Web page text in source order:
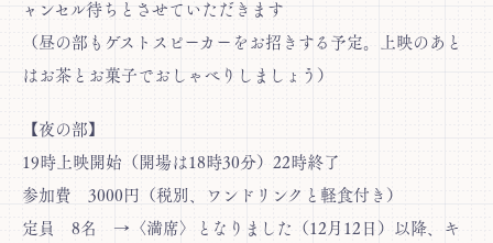
ャンセル待ちとさせていただきます
（昼の部もゲストスピーカーをお招きする予定。上映のあと
はお茶とお菓子でおしゃべりしましょう）
【夜の部】
19時上映開始（開場は18時30分）22時終了
参加費 3000円（税別、ワンドリンクと軽食付き）
定員 8名 →〈満席〉となりました（12月12日）以降、キ